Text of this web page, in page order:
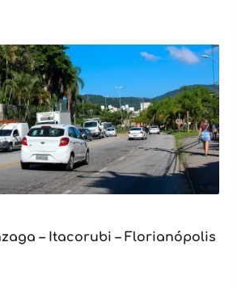
– Itacorubi – Florianópolis